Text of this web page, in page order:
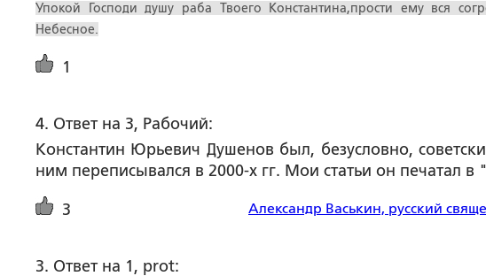
Упокой Господи душу раба Твоего Константина,прости ему вся
Небесное.
1
4. Ответ на 3, Рабочий:
Константин Юрьевич Душенов был, безусловно,
ним переписывался в 2000-х гг. Мои статьи он печатал в
3 Александр Васькин, русский
3. Ответ на 1, prot: